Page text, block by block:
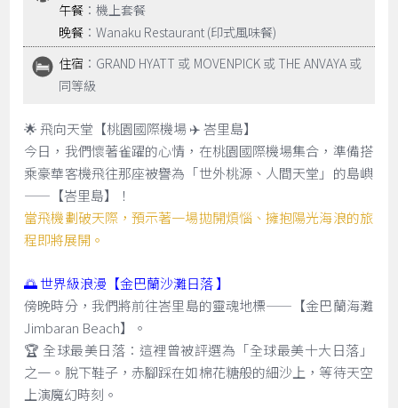
午餐 ：機上套餐
晚餐 ：Wanaku Restaurant (印式風味餐)
住宿 ：GRAND HYATT 或 MOVENPICK 或 THE ANVAYA 或
同等級
🌟 飛向天堂【桃園國際機場 ✈️ 峇里島】
今日，我們懷著雀躍的心情，在桃園國際機場集合，準備搭
乘豪華客機飛往那座被譽為「世外桃源、人間天堂」的島嶼
——【峇里島】！
當飛機劃破天際，預示著一場拋開煩惱、擁抱陽光海浪的旅
程即將展開。
🌅 世界級浪漫【金巴蘭沙灘日落 】
傍晚時分，我們將前往峇里島的靈魂地標——【金巴蘭海灘
Jimbaran Beach】。
🏆 全球最美日落：這裡曾被評選為「全球最美十大日落」
之一。脫下鞋子，赤腳踩在如棉花糖般的細沙上，等待天空
上演魔幻時刻。